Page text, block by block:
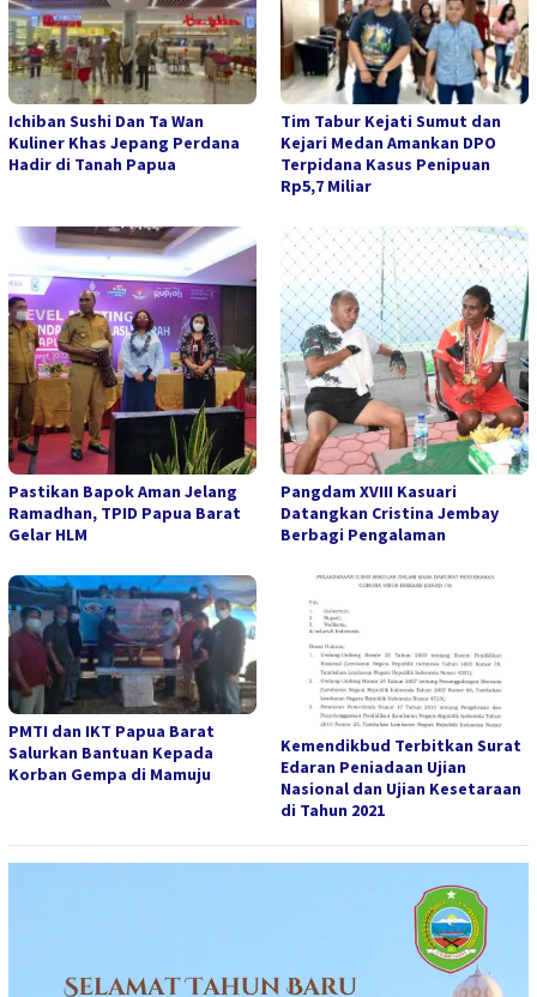
Ichiban Sushi Dan Ta Wan
Kuliner Khas Jepang Perdana
Hadir di Tanah Papua
Tim Tabur Kejati Sumut dan
Kejari Medan Amankan DPO
Terpidana Kasus Penipuan
Rp5,7 Miliar
Pastikan Bapok Aman Jelang
Ramadhan, TPID Papua Barat
Gelar HLM
Pangdam XVIII Kasuari
Datangkan Cristina Jembay
Berbagi Pengalaman
PMTI dan IKT Papua Barat
Salurkan Bantuan Kepada
Korban Gempa di Mamuju
Kemendikbud Terbitkan Surat
Edaran Peniadaan Ujian
Nasional dan Ujian Kesetaraan
di Tahun 2021